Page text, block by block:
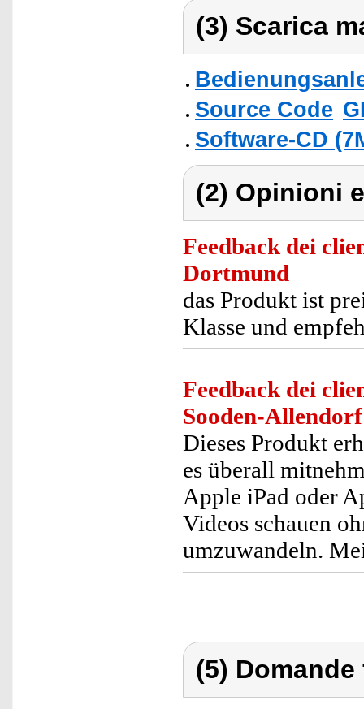
(3) Scarica
Source Code
Software-CD
(2) Opinioni
Feedback dei
Dortmund
das Produkt ist
Klasse und
Feedback dei
Sooden-Allendorf
Dieses Produkt
es überall
Apple iPad oder
Videos schauen
umzuwandeln.
(5)